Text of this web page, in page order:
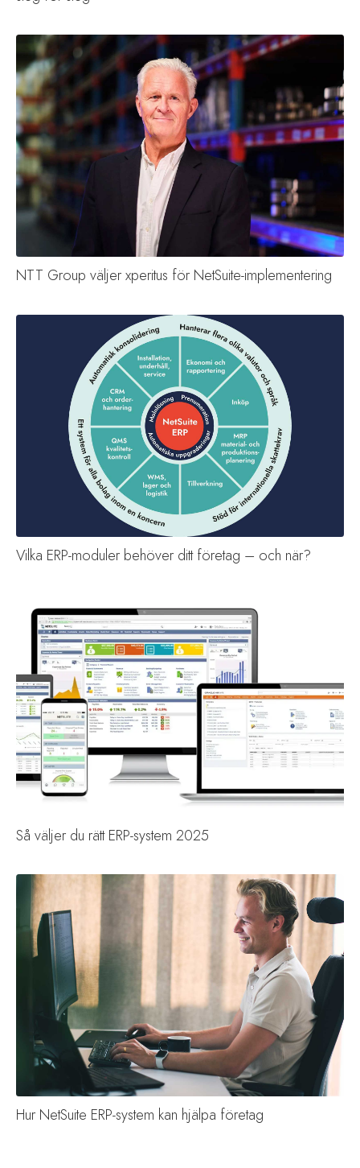
NTT Group väljer xperitus för NetSuite-implementering
Vilka ERP-moduler behöver ditt företag – och när?
Så väljer du rätt ERP-system 2025
Hur NetSuite ERP-system kan hjälpa företag